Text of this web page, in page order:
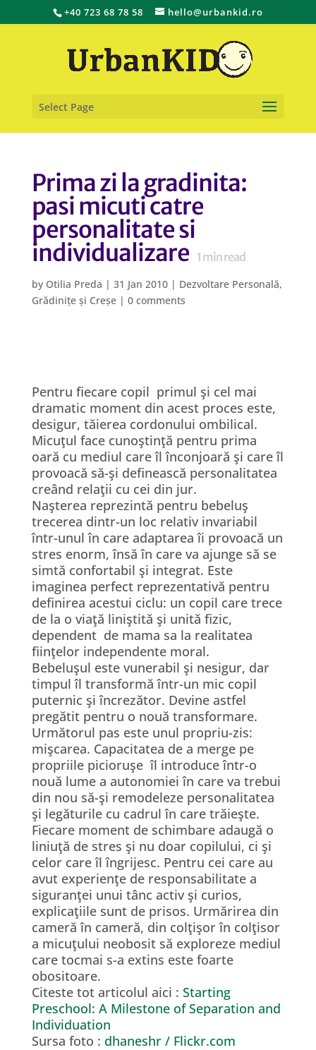
+40 723 68 78 58 hello@urbankid.ro
Select Page
Prima zi la gradinita:
pasi micuti catre
personalitate si
individualizare 1 min read
by Otilia Preda | 31 Jan 2010| Dezvoltare Personală,
Grădinițe și Creșe| 0 comments
Pentru fiecare copil primul şi cel mai
dramatic moment din acest proces este,
desigur, tăierea cordonului ombilical.
Micuţul face cunoştinţă pentru prima
oară cu mediul care îl înconjoară şi care îl
provoacă să-şi definească personalitatea
creând relaţii cu cei din jur.
Naşterea reprezintă pentru bebeluş
trecerea dintr-un loc relativ invariabil
într-unul în care adaptarea îi provoacă un
stres enorm, însă în care va ajunge să se
simtă confortabil şi integrat. Este
imaginea perfect reprezentativă pentru
definirea acestui ciclu: un copil care trece
de la o viaţă liniştită şi unită fizic,
dependent de mama sa la realitatea
fiinţelor independente moral.
Bebeluşul este vunerabil şi nesigur, dar
timpul îl transformă într-un mic copil
puternic şi încrezător. Devine astfel
pregătit pentru o nouă transformare.
Următorul pas este unul propriu-zis:
mişcarea. Capacitatea de a merge pe
propriile picioruşe îl introduce într-o
nouă lume a autonomiei în care va trebui
din nou să-şi remodeleze personalitatea
şi legăturile cu cadrul în care trăieşte.
Fiecare moment de schimbare adaugă o
liniuţă de stres şi nu doar copilului, ci şi
celor care îl îngrijesc. Pentru cei care au
avut experienţe de responsabilitate a
siguranţei unui tânc activ şi curios,
explicaţiile sunt de prisos. Urmărirea din
cameră în cameră, din colţişor în colţisor
a micuţului neobosit să exploreze mediul
care tocmai s-a extins este foarte
obositoare.
Citeste tot articolul aici : Starting
Preschool: A Milestone of Separation and
Individuation
Sursa foto : dhaneshr / Flickr.com